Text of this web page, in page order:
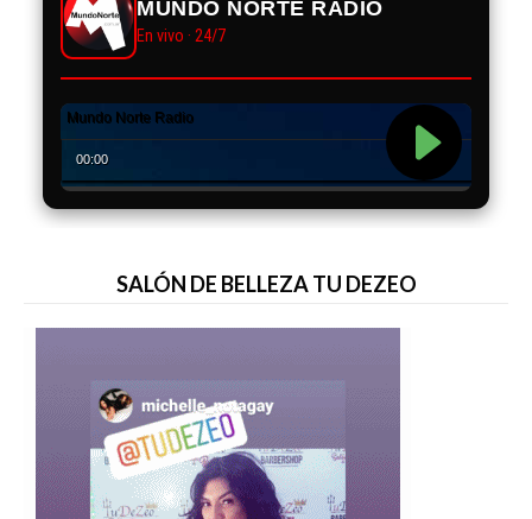
MUNDO NORTE RADIO
En vivo · 24/7
SALÓN DE BELLEZA TU DEZEO